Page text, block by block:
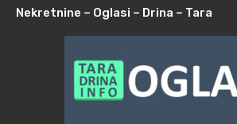
Nekretnine – Oglasi – Drina – Tara